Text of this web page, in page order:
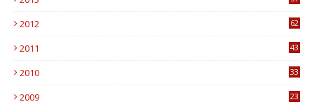
2012
62
2011
43
2010
33
2009
23